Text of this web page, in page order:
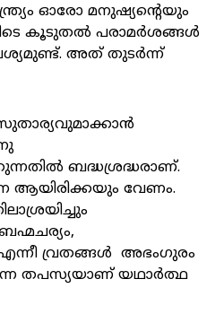
ഓരോ മനുഷ്യന്റെയും
കൂടുതൽ പരാമർശങ്ങൾ
അത് തുടർന്ന്
ബദ്ധശ്രദ്ധരാണ്.
ആയിരിക്കയും വേണം.
വ്രതങ്ങൾ അഭംഗുരം
തപസ്യയാണ് യഥാർത്ഥ